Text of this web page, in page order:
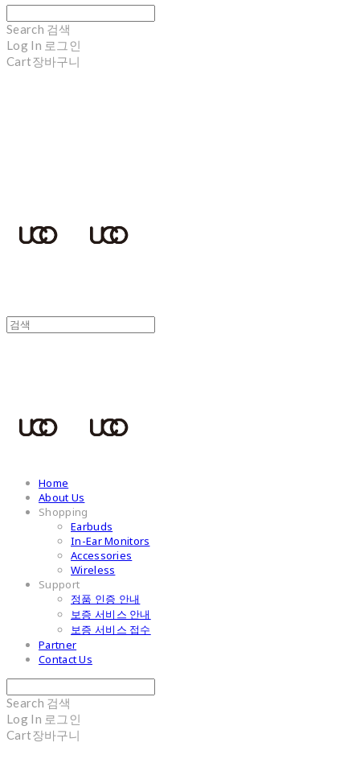
Search 검색
Log In 로그인
Cart장바구니
Home
About Us
Shopping
Earbuds
In-Ear Monitors
Accessories
Wireless
Support
정품 인증 안내
보증 서비스 안내
보증 서비스 접수
Partner
Contact Us
Search 검색
Log In 로그인
Cart장바구니